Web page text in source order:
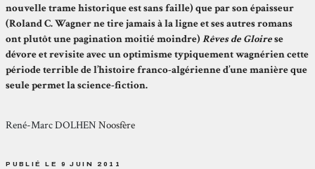
nouvelle trame historique est sans faille) que par son épaisseur
(Roland C. Wagner ne tire jamais à la ligne et ses autres romans
ont plutôt une pagination moitié moindre)Rêves de Gloirese
dévore et revisite avec un optimisme typiquement wagnérien cette
période terrible de l’histoire franco-algérienne d’une manière que
seule permet la science-fiction.
René-Marc DOLHEN Noosfère
PUBLIÉ LE 9 JUIN 2011